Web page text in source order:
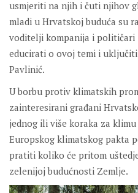
usmjeriti na njih i čuti njihov
mladi u Hrvatskoj buduća su
voditelji kompanija i političari
educirati o ovoj temi i
Pavlinić.
U borbu protiv klimatskih
zainteresirani građani
jednog ili više koraka za
Europskog klimatskog pakta
pratiti koliko će pritom
zelenijoj budućnosti Zemlje.